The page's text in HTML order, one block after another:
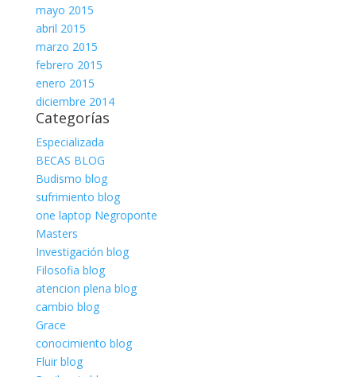
mayo 2015
abril 2015
marzo 2015
febrero 2015
enero 2015
diciembre 2014
Categorías
Especializada
BECAS BLOG
Budismo blog
sufrimiento blog
one laptop Negroponte
Masters
Investigación blog
Filosofia blog
atencion plena blog
cambio blog
Grace
conocimiento blog
Fluir blog